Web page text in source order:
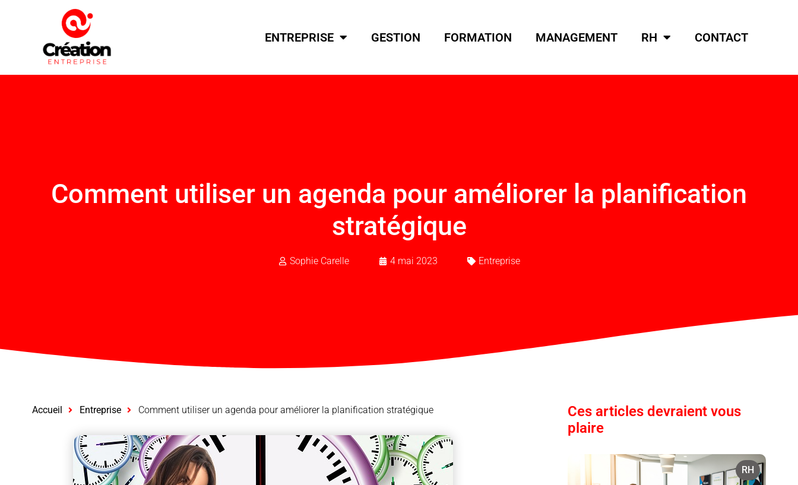
ENTREPRISE GESTION FORMATION MANAGEMENT RH CONTACT
Comment utiliser un agenda pour améliorer la planification
stratégique
Sophie Carelle 4 mai 2023 Entreprise
Accueil Entreprise Comment utiliser un agenda pour améliorer la planification stratégique
Ces articles devraient vous
plaire
RH